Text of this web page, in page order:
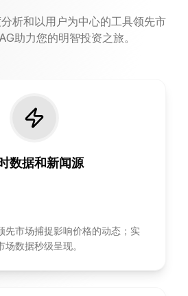
析和以用户为中心的工具领先市
助力您的明智投资之旅。
数据和新闻源
先市场捕捉影响价格的动态；实
场数据秒级呈现。